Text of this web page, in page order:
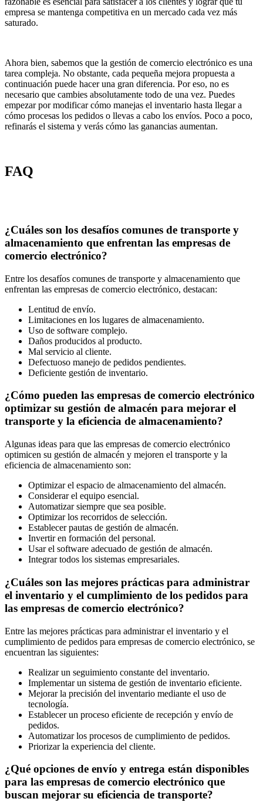
empresa se mantenga competitiva en un mercado cada vez más
saturado.
Ahora bien, sabemos que la gestión de comercio electrónico es una
tarea compleja. No obstante, cada pequeña mejora propuesta a
continuación puede hacer una gran diferencia. Por eso, no es
necesario que cambies absolutamente todo de una vez. Puedes
empezar por modificar cómo manejas el inventario hasta llegar a
cómo procesas los pedidos o llevas a cabo los envíos. Poco a poco,
refinarás el sistema y verás cómo las ganancias aumentan.
FAQ
¿Cuáles son los desafíos comunes de transporte y
almacenamiento que enfrentan las empresas de
comercio electrónico?
Entre los desafíos comunes de transporte y almacenamiento que
enfrentan las empresas de comercio electrónico, destacan:
Lentitud de envío.
Limitaciones en los lugares de almacenamiento.
Uso de software complejo.
Daños producidos al producto.
Mal servicio al cliente.
Defectuoso manejo de pedidos pendientes.
Deficiente gestión de inventario.
¿Cómo pueden las empresas de comercio electrónico
optimizar su gestión de almacén para mejorar el
transporte y la eficiencia de almacenamiento?
Algunas ideas para que las empresas de comercio electrónico
optimicen su gestión de almacén y mejoren el transporte y la
eficiencia de almacenamiento son:
Optimizar el espacio de almacenamiento del almacén.
Considerar el equipo esencial.
Automatizar siempre que sea posible.
Optimizar los recorridos de selección.
Establecer pautas de gestión de almacén.
Invertir en formación del personal.
Usar el software adecuado de gestión de almacén.
Integrar todos los sistemas empresariales.
¿Cuáles son las mejores prácticas para administrar
el inventario y el cumplimiento de los pedidos para
las empresas de comercio electrónico?
Entre las mejores prácticas para administrar el inventario y el
cumplimiento de pedidos para empresas de comercio electrónico, se
encuentran las siguientes:
Realizar un seguimiento constante del inventario.
Implementar un sistema de gestión de inventario eficiente.
Mejorar la precisión del inventario mediante el uso de
tecnología.
Establecer un proceso eficiente de recepción y envío de
pedidos.
Automatizar los procesos de cumplimiento de pedidos.
Priorizar la experiencia del cliente.
¿Qué opciones de envío y entrega están disponibles
para las empresas de comercio electrónico que
buscan mejorar su eficiencia de transporte?